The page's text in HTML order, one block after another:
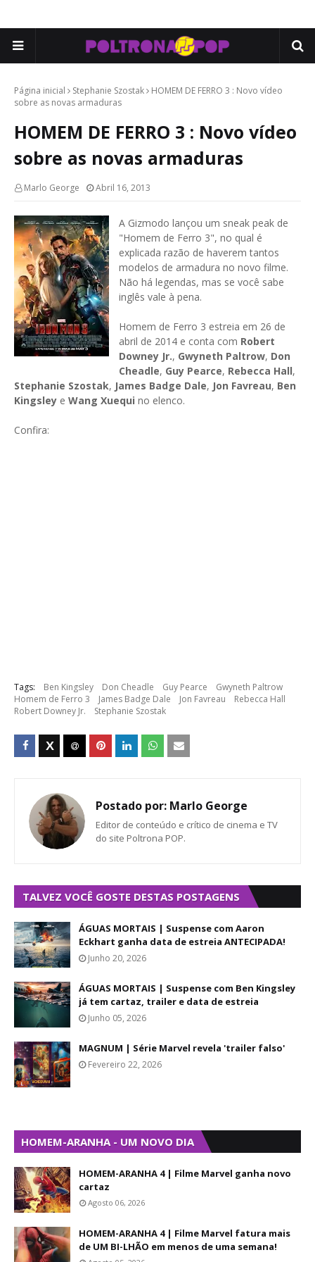
Página inicial Stephanie Szostak
HOMEM DE FERRO 3 : Novo vídeo
sobre as novas armaduras
HOMEM DE FERRO 3 : Novo vídeo
sobre as novas armaduras
Marlo George Abril 16, 2013
A Gizmodo lançou um sneak peak de
"Homem de Ferro 3", no qual é
explicada razão de haverem tantos
modelos de armadura no novo filme.
Não há legendas, mas se você sabe
inglês vale à pena.
Homem de Ferro 3 estreia em 26 de
abril de 2014 e conta com Robert
Downey Jr., Gwyneth Paltrow, Don
Cheadle, Guy Pearce, Rebecca Hall,
Stephanie Szostak, James Badge Dale, Jon Favreau, Ben
Kingsley e Wang Xuequi no elenco.
Confira:
Tags: Ben Kingsley Don Cheadle Guy Pearce
Gwyneth Paltrow
Homem de Ferro 3
James Badge Dale Jon Favreau
Rebecca Hall
Robert Downey Jr.
Stephanie Szostak
Postado por: Marlo George
Editor de conteúdo e crítico de cinema e TV
do site Poltrona POP.
TALVEZ VOCÊ GOSTE DESTAS POSTAGENS
ÁGUAS MORTAIS | Suspense com Aaron
Eckhart ganha data de estreia ANTECIPADA!
Junho 20, 2026
ÁGUAS MORTAIS | Suspense com Ben Kingsley
já tem cartaz, trailer e data de estreia
Junho 05, 2026
MAGNUM | Série Marvel revela 'trailer falso'
Fevereiro 22, 2026
HOMEM-ARANHA - UM NOVO DIA
HOMEM-ARANHA 4 | Filme Marvel ganha novo
cartaz
Agosto 06, 2026
HOMEM-ARANHA 4 | Filme Marvel fatura mais
de UM BI-LHÃO em menos de uma semana!